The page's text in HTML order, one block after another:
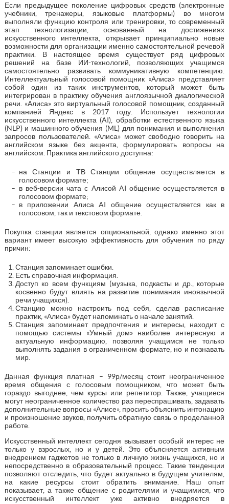
Если предыдущее поколение цифровых средств (электронные
учебники, тренажеры, языковые платформы) во многом
выполняли функцию контроля или тренировки, то современный
этап технологизации, основанный на достижениях
искусственного интеллекта, открывает принципиально новые
возможности для организации именно самостоятельной речевой
практики. В настоящее время существует ряд цифровых
решений на базе ИИ-технологий, позволяющих учащимся
самостоятельно развивать коммуникативную компетенцию.
Интеллектуальный голосовой помощник «Алиса» представляет
собой один из таких инструментов, который может быть
интегрирован в практику обучения англоязычной диалогической
речи. «Алиса» это виртуальный голосовой помощник, созданный
компанией Яндекс в 2017 году. Использует технологии
искусственного интеллекта (AI), обработки естественного языка
(NLP) и машинного обучения (ML) для понимания и выполнения
запросов пользователей. «Алиса» может свободно говорить на
английском языке без акцента, формулировать вопросы на
английском. Практика английского доступна:
на Станции и ТВ Станции общение осуществляется в
голосовом формате;
в веб-версии чата с Алисой AI общение осуществляется в
голосовом формате;
в приложении Алиса AI общение осуществляется как в
голосовом, так и текстовом формате.
Покупка станции является опциональной, однако именно этот
вариант имеет высокую эффективность для обучения по ряду
причин:
Станция запоминает ошибки.
Есть справочная информация.
Доступ ко всем функциям (музыка, подкасты и др., которые
косвенно будут влиять на развитие понимания иноязычной
речи учащихся).
Станцию можно настроить под себя, сделав расписание
практик, «Алиса» будет напоминать о начале занятий.
Станция запоминает предпочтения и интересы, находит с
помощью системы «Умный дом» наиболее интересную и
актуальную информацию, позволяя учащимся не только
выполнять задания в ограниченном формате, но и познавать
мир.
Данная функция платная – 99р/месяц стоит неограниченное
время общения с голосовым помощником, что может быть
гораздо выгоднее, чем курсы или репетитор. Также, учащиеся
могут неограниченное количество раз переспрашивать, задавать
дополнительные вопросы «Алисе», просить объяснить интонацию
и произношение звуков, получить обратную связь о проделанной
работе.
Искусственный интеллект сегодня вызывает особый интерес не
только у взрослых, но и у детей. Это объясняется активным
внедрением гаджетов не только в личную жизнь учащихся, но и
непосредственно в образовательный процесс. Такие тенденции
позволяют отследить, что будет актуально в будущем учителям,
на какие ресурсы стоит обратить внимание. Наш опыт
показывает, а также общение с родителями и учащимися, что
искусственный интеллект уже активно внедряется в